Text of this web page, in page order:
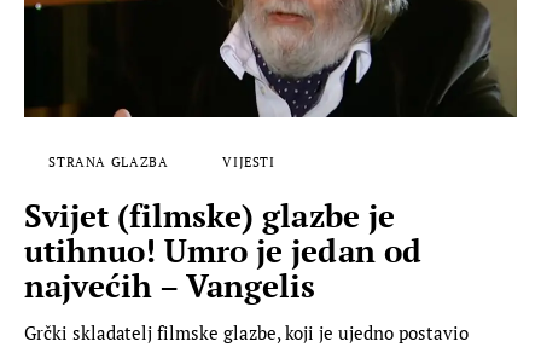
STRANA GLAZBA VIJESTI
Svijet (filmske) glazbe je
utihnuo! Umro je jedan od
najvećih – Vangelis
Grčki skladatelj filmske glazbe, koji je ujedno postavio